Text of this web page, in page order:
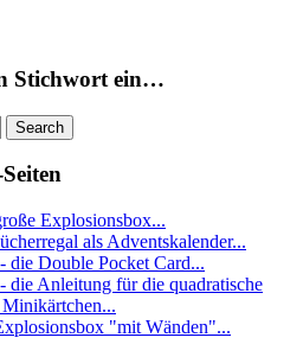
Stichwort ein…
Explosionsbox...
als Adventskalender...
Double Pocket Card...
Anleitung für die quadratische
"mit Wänden"...